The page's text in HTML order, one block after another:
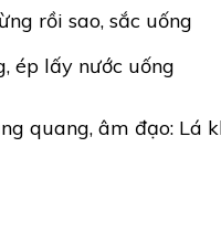
rồi sao, sắc uống
ép lấy nước uống
quang, âm đạo: Lá